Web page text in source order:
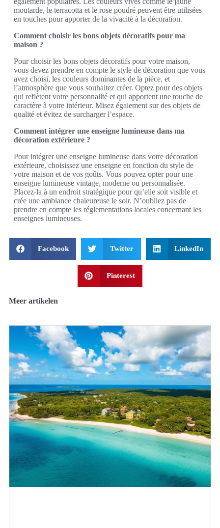
moutarde, le terracotta et le rose poudré peuvent être utilisées
en touches pour apporter de la vivacité à la décoration.
Comment choisir les bons objets décoratifs pour ma
maison ?
Pour choisir les bons objets décoratifs pour votre maison,
vous devez prendre en compte le style de décoration que vous
avez choisi, les couleurs dominantes de la pièce, et
l’atmosphère que vous souhaitez créer. Optez pour des objets
qui reflètent votre personnalité et qui apportent une touche de
caractère à votre intérieur. Misez également sur des objets de
qualité et évitez de surcharger l’espace.
Comment intégrer une enseigne lumineuse dans ma
décoration extérieure ?
Pour intégrer une enseigne lumineuse dans votre décoration
extérieure, choisissez une enseigne en fonction du style de
votre maison et de vos goûts. Vous pouvez opter pour une
enseigne lumineuse vintage, moderne ou personnalisée.
Placez-la à un endroit stratégique pour qu’elle soit visible et
crée une ambiance chaleureuse le soir. N’oubliez pas de
prendre en compte les réglementations locales concernant les
enseignes lumineuses.
Facebook Twitter LinkedIn
Pinterest
Meer artikelen